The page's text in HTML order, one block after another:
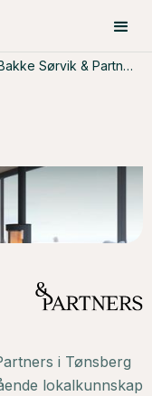
Bakke Sørvik & Partners, Tønsberg
i Tønsberg
lokalkunnskap